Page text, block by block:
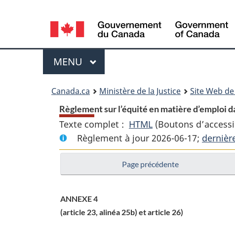
Language
selection
Menu
MENU PRINCIPAL
Canada.ca Ministère de la Justice Site Web
Règlement sur l’équité en matière d’emploi
Texte complet : HTML Texte
complet
:
Règlement
en
(Boutons
Règlement à jour 2026-06-17;
Page précédente
ANNEXE 4
(article 23, alinéa 25b) et article 26)